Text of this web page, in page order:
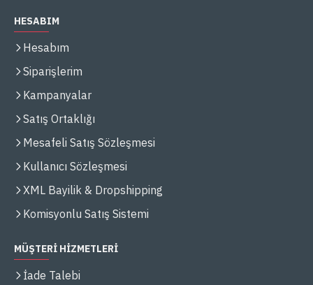
HESABIM
Hesabım
Siparişlerim
Kampanyalar
Satış Ortaklığı
Mesafeli Satış Sözleşmesi
Kullanıcı Sözleşmesi
XML Bayilik & Dropshipping
Komisyonlu Satış Sistemi
MÜŞTERİ HİZMETLERİ
İade Talebi